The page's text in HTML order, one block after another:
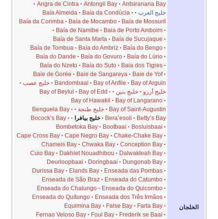
الخلجان
Angra de Cintra
Antongil Bay
Antsiranana Bay
خليج العرب
Baía Almeida
Baía da Condúcia
Baía da Corimba
Baía de Mocambo
Baía de Mossuril
Baía de Namibe
Baia de Porto Amboim
Baía de Santa Marta
Baía de Sucujaque
Baía de Tombua
Baía do Ambriz
Baía do Bengo
Baía do Dande
Baía do Govuro
Baía do Lúrio
Baía do Nzeto
Baía do Suto
Baia dos Tigres
Baie de Gorée
Baie de Sangareya
Baie de Yof
Bandombaai
Bay of Anfile Bay of Arguin
خليج عصب
خليج أرزو
خليج بنين Bay of Beylul
Bay of Edd
Bay of Hawakil
Bay of Langarano
Bay of Saint-Augustin
خليج طنجة
Benguela Bay
Bera’esoli
Betty’s Bay خليج بيافرا
Bocock’s Bay
Bombetoka Bay
Bootbaai
Bosluisbaai
Cape Cross Bay
Cape Negro Bay
Chake-Chake Bay
Chameis Bay
Chwaka Bay
Conception Bay
Cuio Bay
Dakhlet Nouadhibou
Dalwakteah Bay
Deurloopbaai
Doringbaai
Dungonab Bay
Durissa Bay
Elands Bay
Enseada das Pombas
Enseada de São Braz
Enseada do Catumbo
Enseada do Chalungo
Enseada do Quicombo
Enseada do Quitungo
Enseada dos Três Irmãos
Equimina Bay
False Bay
Farta Bay
Fernao Veloso Bay
Foul Bay
Frederik se Baai